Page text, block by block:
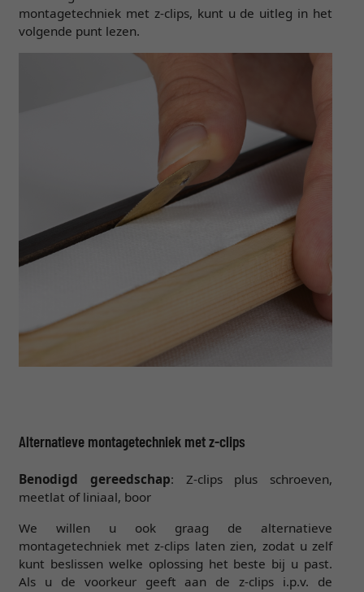
montagetechniek met z-clips, kunt u de uitleg in het
volgende punt lezen.
Alternatieve montagetechniek met z-clips
Benodigd gereedschap: Z-clips plus schroeven,
meetlat of liniaal, boor
We willen u ook graag de alternatieve
montagetechniek met z-clips laten zien, zodat u zelf
kunt beslissen welke oplossing het beste bij u past.
Als u de voorkeur geeft aan de z-clips i.p.v. de